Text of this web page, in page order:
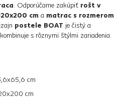
. Odporúčame zakúpiť rošt v
cm a matrac s rozmerom
postele BOAT je čistý a
s rôznymi štýlmi zariadenia.
cm
cm